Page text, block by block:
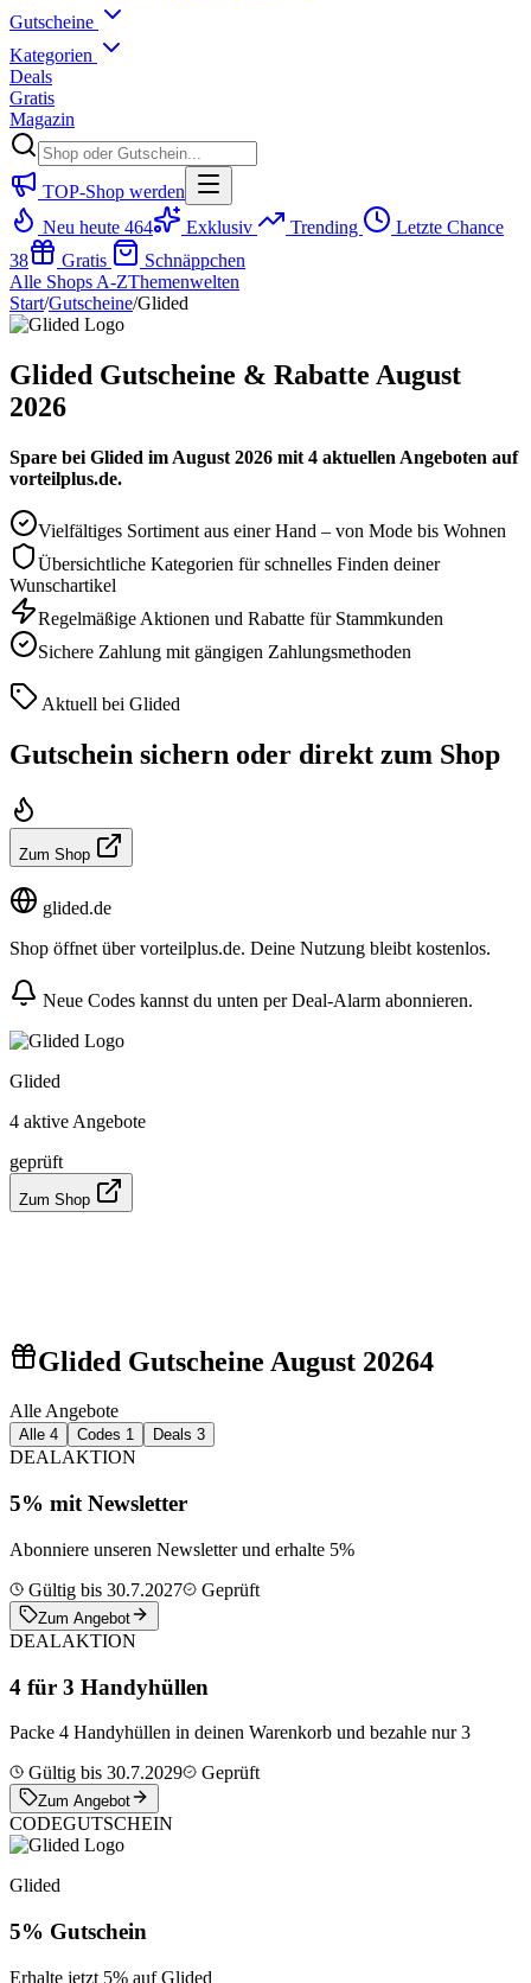
Gutscheine
Kategorien
Deals
Gratis
Magazin
TOP-Shop werden
Neu heute 464 Exklusiv Trending
Letzte Chance
38
Gratis
Schnäppchen
Alle Shops A-ZThemenwelten
Start/Gutscheine/Glided
Glided Gutscheine & Rabatte August
2026
Spare bei Glided im August 2026 mit 4 aktuellen Angeboten auf
vorteilplus.de.
Vielfältiges Sortiment aus einer Hand – von Mode bis Wohnen
Übersichtliche Kategorien für schnelles Finden deiner
Wunschartikel
Regelmäßige Aktionen und Rabatte für Stammkunden
Sichere Zahlung mit gängigen Zahlungsmethoden
Aktuell bei Glided
Gutschein sichern oder direkt zum Shop
Zum Shop
glided.de
Shop öffnet über vorteilplus.de. Deine Nutzung bleibt kostenlos.
Neue Codes kannst du unten per Deal-Alarm abonnieren.
Glided
4 aktive Angebote
geprüft
Zum Shop
Glided Gutscheine August 20264
Alle Angebote
Alle 4 Codes 1 Deals 3
DEALAKTION
5% mit Newsletter
Abonniere unseren Newsletter und erhalte 5%
Gültig bis 30.7.2027
Geprüft
Zum Angebot
DEALAKTION
4 für 3 Handyhüllen
Packe 4 Handyhüllen in deinen Warenkorb und bezahle nur 3
Gültig bis 30.7.2029
Geprüft
Zum Angebot
CODEGUTSCHEIN
Glided
5% Gutschein
Erhalte jetzt 5% auf Glided